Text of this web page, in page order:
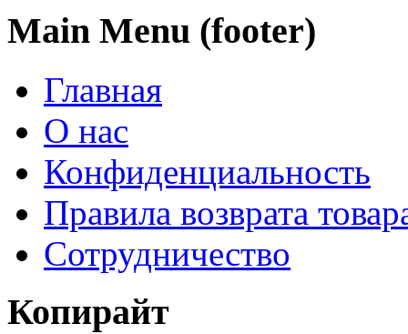
Main Menu (footer)
Главная
О нас
Конфиденциальность
Правила возврата
Сотрудничество
Копирайт